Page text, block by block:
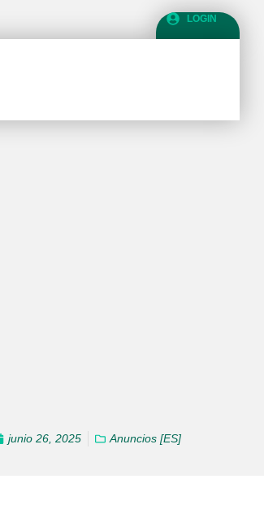
LOGIN
junio 26, 2025 Anuncios [ES]